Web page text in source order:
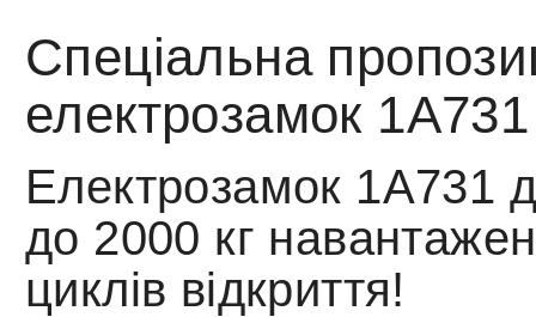
Спеціальна
електрозамок
Електрозамок 1A731
до 2000 кг
циклів відкриття!